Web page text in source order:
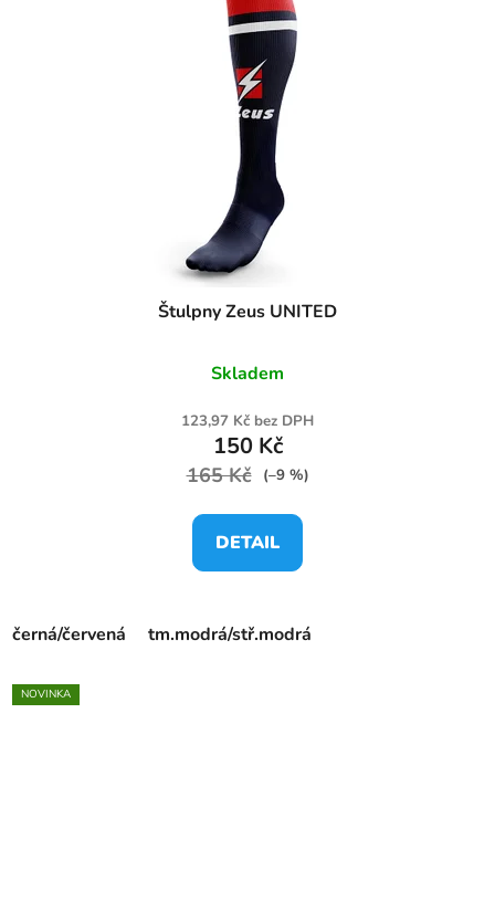
Štulpny Zeus UNITED
Skladem
123,97 Kč bez DPH
150 Kč
165 Kč (–9 %)
DETAIL
černá/červená tm.modrá/stř.modrá
NOVINKA